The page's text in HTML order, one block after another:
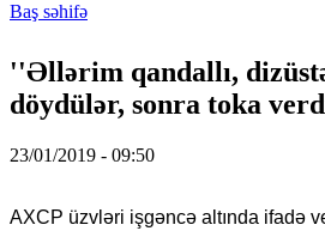
Baş səhifə
''Əllərim qandallı,
döydülər, sonra toka
23/01/2019 - 09:50
AXCP üzvləri işgəncə altında ifadə